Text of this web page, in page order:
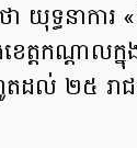
ា យុទ្ធនាការ​
េត្ដកណ្ដាល​​ក្
តដល់​ ២៥ រាជ